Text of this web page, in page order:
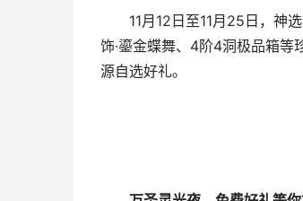
11月12日至11月25日，神选
饰·鎏金蝶舞、4阶4洞极品箱
源自选好礼。